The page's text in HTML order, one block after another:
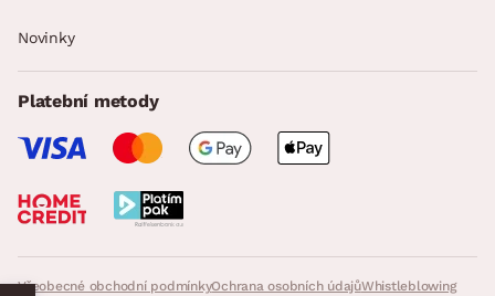
Všeobecné obchodní podmínkyOchrana osobních údajůWhistleblowing
Novinky
Platební metody